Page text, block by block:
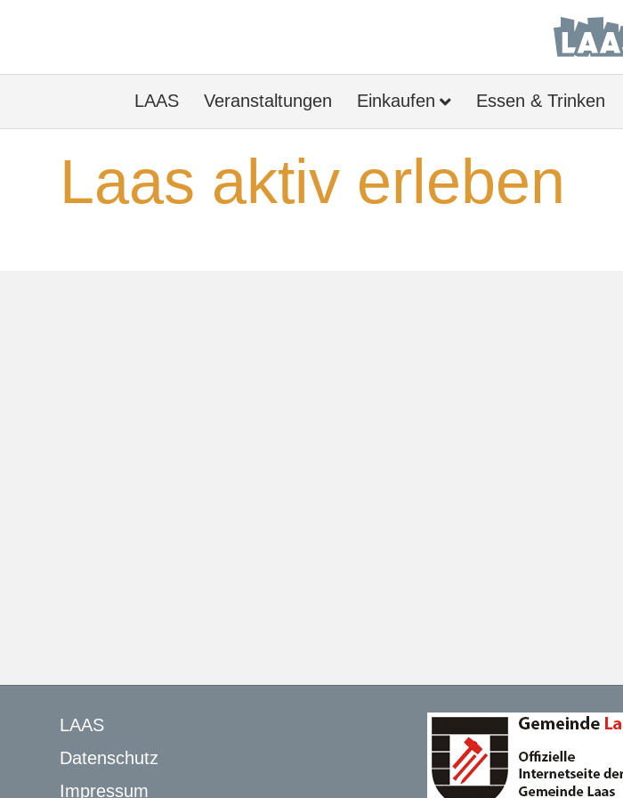
LAAS Veranstaltungen Einkaufen Essen & Trinken
Laas aktiv erleben
LAAS
Datenschutz
Impressum